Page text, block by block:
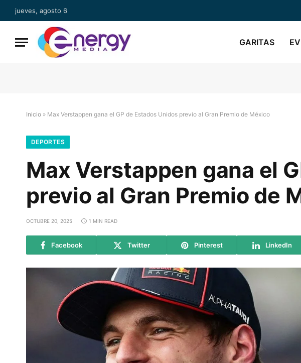
jueves, agosto 6
GARITAS
Inicio » Max Verstappen gana el GP de Estados Unidos previo al Gran Premio de México
DEPORTES
Max Verstappen gana el
previo al Gran Premio de
OCTUBRE 20, 2025 1 MIN READ
Facebook Twitter Pinterest LinkedIn